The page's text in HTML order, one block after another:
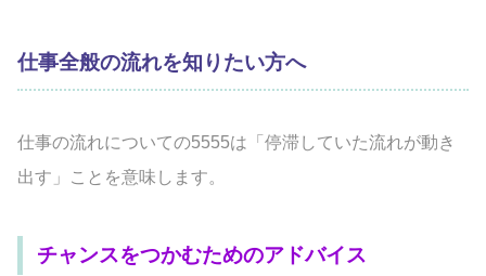
仕事全般の流れを知りたい方へ
仕事の流れについての5555は「停滞していた流れが動き
出す」ことを意味します。
チャンスをつかむためのアドバイス